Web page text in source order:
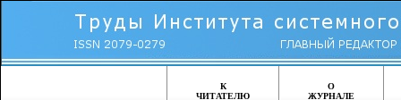
К
ЧИТАТЕЛЮ
О
ЖУРНАЛЕ